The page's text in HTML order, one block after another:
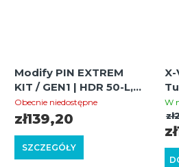
Modify PIN EXTREM
KIT / GEN1 | HDR 50-L,
HDR/TR 50, HDP/TP 50,
HDR/TR 68, HDB/TB
68, HDS/TS 68 |
Ekstremalne
Zwiększenie Mocy
Obecnie niedostępne
SZCZEGÓŁY
zł139,20
X-
W